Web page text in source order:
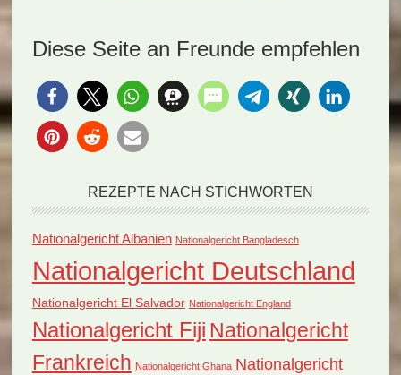
Diese Seite an Freunde empfehlen
REZEPTE NACH STICHWORTEN
Nationalgericht Albanien Nationalgericht Bangladesch
Nationalgericht Deutschland
Nationalgericht El Salvador Nationalgericht England
Nationalgericht Fiji Nationalgericht
Frankreich Nationalgericht Ghana Nationalgericht